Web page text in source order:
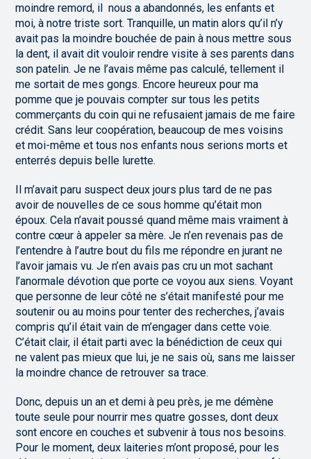
moindre remord, il nous a abandonnés, les enfants et
moi, à notre triste sort. Tranquille, un matin alors qu’il n’y
avait pas la moindre bouchée de pain à nous mettre sous
la dent, il avait dit vouloir rendre visite à ses parents dans
son patelin. Je ne l’avais même pas calculé, tellement il
me sortait de mes gongs. Encore heureux pour ma
pomme que je pouvais compter sur tous les petits
commerçants du coin qui ne refusaient jamais de me faire
crédit. Sans leur coopération, beaucoup de mes voisins
et moi-même et tous nos enfants nous serions morts et
enterrés depuis belle lurette.
Il m’avait paru suspect deux jours plus tard de ne pas
avoir de nouvelles de ce sous homme qu’était mon
époux. Cela n’avait poussé quand même mais vraiment à
contre cœur à appeler sa mère. Je n’en revenais pas de
l’entendre à l’autre bout du fils me répondre en jurant ne
l’avoir jamais vu. Je n’en avais pas cru un mot sachant
l’anormale dévotion que porte ce voyou aux siens. Voyant
que personne de leur côté ne s’était manifesté pour me
soutenir ou au moins pour tenter des recherches, j’avais
compris qu’il était vain de m’engager dans cette voie.
C’était clair, il était parti avec la bénédiction de ceux qui
ne valent pas mieux que lui, je ne sais où, sans me laisser
la moindre chance de retrouver sa trace.
Donc, depuis un an et demi à peu près, je me démène
toute seule pour nourrir mes quatre gosses, dont deux
sont encore en couches et subvenir à tous nos besoins.
Pour le moment, deux laiteries m’ont proposé, pour les